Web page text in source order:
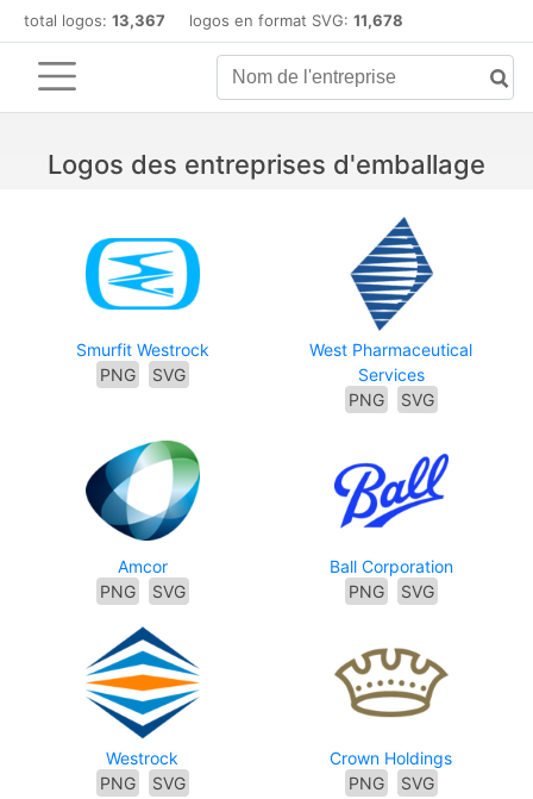
total logos: 13,367 logos en format SVG: 11,678
Logos des entreprises d'emballage
Smurfit Westrock
PNG
SVG
West Pharmaceutical
Services
PNG
SVG
Amcor
PNG
SVG
Ball Corporation
PNG
SVG
Westrock
PNG
SVG
Crown Holdings
PNG
SVG